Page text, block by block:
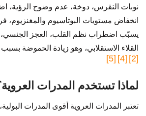
نوبات النقرس، دوخة، عدم وضوح الرؤية،
انخفاض مستويات البوتاسيوم والمغنزيوم،
يسبّب اضطراب نظم القلب، العجز
القلاء الاستقلابي، وهو زيادة الحموضة بسبب
[2]
[4]
[5]
لماذا تستخدم المدرات
تعتبر المدرات العروية أقوى المدرات